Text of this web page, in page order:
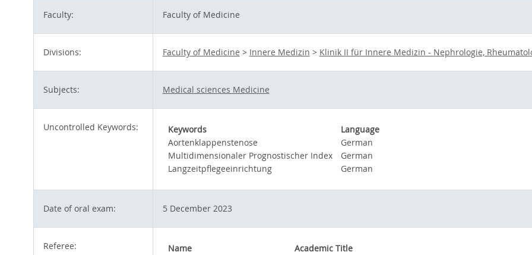
Faculty: Faculty of Medicine
Divisions: Faculty of Medicine > Innere Medizin > Klinik II für Innere Medizin - Nephrologie,
Subjects: Medical sciences Medicine
Uncontrolled Keywords: Keywords
Language
Aortenklappenstenose
German
Multidimensionaler Prognostischer Index
German
Langzeitpflegeeinrichtung
German
Date of oral exam: 5 December 2023
Referee: Name
Academic Title